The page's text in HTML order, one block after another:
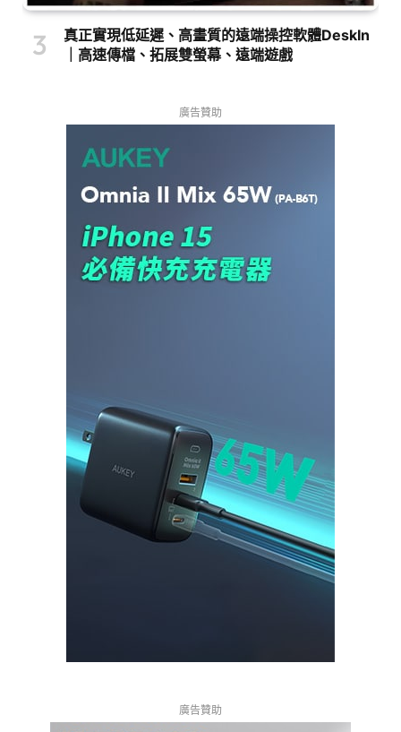
真正實現低延遲、高畫質的遠端操控軟體DeskIn
｜高速傳檔、拓展雙螢幕、遠端遊戲
廣告贊助
廣告贊助